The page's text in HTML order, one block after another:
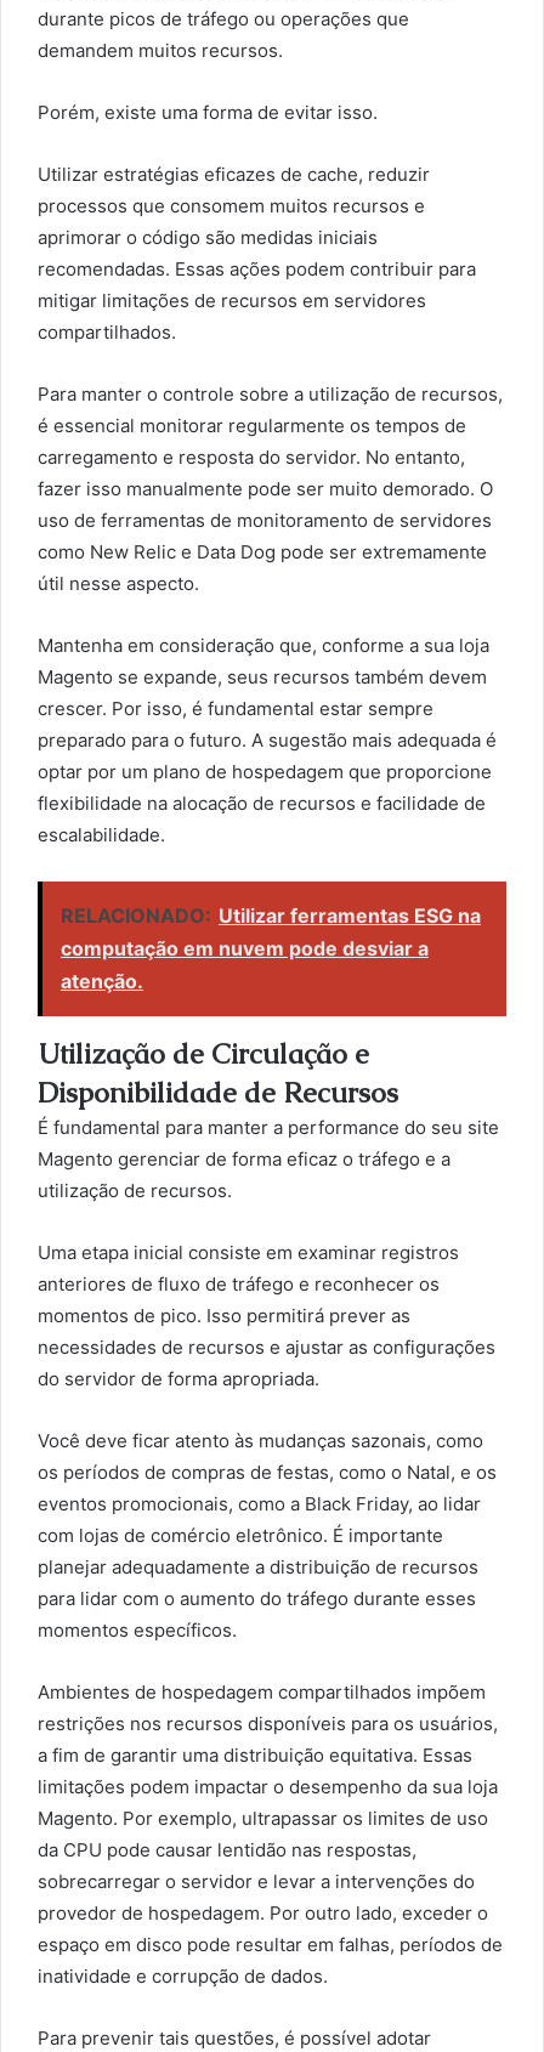
durante picos de tráfego ou operações que
demandem muitos recursos.
Porém, existe uma forma de evitar isso.
Utilizar estratégias eficazes de cache, reduzir
processos que consomem muitos recursos e
aprimorar o código são medidas iniciais
recomendadas. Essas ações podem contribuir para
mitigar limitações de recursos em servidores
compartilhados.
Para manter o controle sobre a utilização de recursos,
é essencial monitorar regularmente os tempos de
carregamento e resposta do servidor. No entanto,
fazer isso manualmente pode ser muito demorado. O
uso de ferramentas de monitoramento de servidores
como New Relic e Data Dog pode ser extremamente
útil nesse aspecto.
Mantenha em consideração que, conforme a sua loja
Magento se expande, seus recursos também devem
crescer. Por isso, é fundamental estar sempre
preparado para o futuro. A sugestão mais adequada é
optar por um plano de hospedagem que proporcione
flexibilidade na alocação de recursos e facilidade de
escalabilidade.
RELACIONADO: Utilizar ferramentas ESG na
computação em nuvem pode desviar a
atenção.
Utilização de Circulação e
Disponibilidade de Recursos
É fundamental para manter a performance do seu site
Magento gerenciar de forma eficaz o tráfego e a
utilização de recursos.
Uma etapa inicial consiste em examinar registros
anteriores de fluxo de tráfego e reconhecer os
momentos de pico. Isso permitirá prever as
necessidades de recursos e ajustar as configurações
do servidor de forma apropriada.
Você deve ficar atento às mudanças sazonais, como
os períodos de compras de festas, como o Natal, e os
eventos promocionais, como a Black Friday, ao lidar
com lojas de comércio eletrônico. É importante
planejar adequadamente a distribuição de recursos
para lidar com o aumento do tráfego durante esses
momentos específicos.
Ambientes de hospedagem compartilhados impõem
restrições nos recursos disponíveis para os usuários,
a fim de garantir uma distribuição equitativa. Essas
limitações podem impactar o desempenho da sua loja
Magento. Por exemplo, ultrapassar os limites de uso
da CPU pode causar lentidão nas respostas,
sobrecarregar o servidor e levar a intervenções do
provedor de hospedagem. Por outro lado, exceder o
espaço em disco pode resultar em falhas, períodos de
inatividade e corrupção de dados.
Para prevenir tais questões, é possível adotar